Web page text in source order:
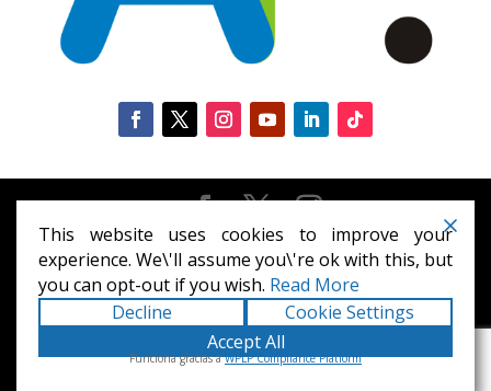
Diseñado por Elegant Themes
| Desarrollado por
WordPress
This website uses cookies to improve your
experience. We\'ll assume you\'re ok with this, but
you can opt-out if you wish. Read More
Decline
Cookie Settings
Accept All
Funciona gracias aWPLP Compliance Platform